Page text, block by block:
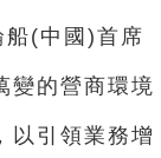
(中國)首席
變的營商環境
以引領業務增